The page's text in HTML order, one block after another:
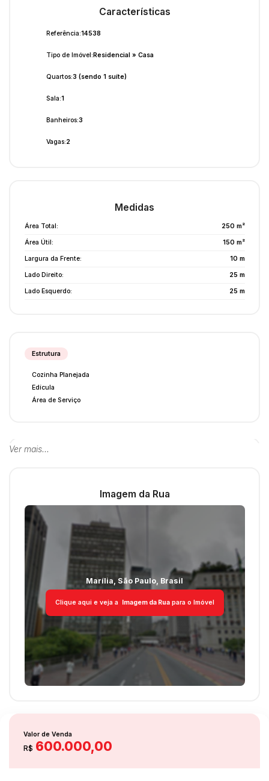
Características
Referência:14538
Tipo de Imóvel:Residencial » Casa
Quartos:3 (sendo 1 suíte)
Sala:1
Banheiros:3
Vagas:2
Medidas
Área Total: 250 m²
Área Útil: 150 m²
Largura da Frente: 10 m
Lado Direito: 25 m
Lado Esquerdo: 25 m
Estrutura
Cozinha Planejada
Edícula
Área de Serviço
Destaques
Ver mais...
Imagem da Rua
Marília São Paulo Brasil
Clique aqui e veja a Imagem da Ruapara o Imóvel
R$ 600.000,00
Valor de Venda